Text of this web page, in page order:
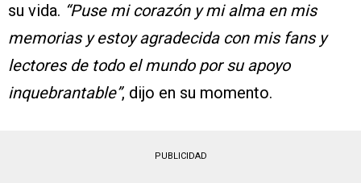
su vida. “Puse mi corazón y mi alma en mis
memorias y estoy agradecida con mis fans y
lectores de todo el mundo por su apoyo
inquebrantable”, dijo en su momento.
PUBLICIDAD